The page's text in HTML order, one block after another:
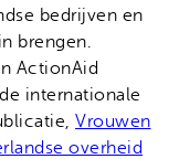
bedrijven en
brengen.
ActionAid
internationale
Vrouwen
overheid